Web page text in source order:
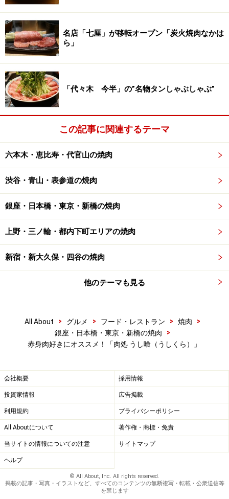
オープン間もないこともあり、肉のカットのバラエティ
は少なく感じる面もありますが、確かな肉の目利きと肉
への愛情を感じることが出来る焼肉店です。今後の更な
る進化が楽しみです。
・住所：東京都中央区入船3-1-13 CENTER VILLAGE築地
・営業時間：17:00～23:00(LO)
・定休日：日曜、第1・第3土曜日（祝日不定休）
・地図：Yahoo!地図情報
い。
※メニューや料金などのデータは、取材時または記事公開時点で
の内容です。
名店「七厘」が移転オープン「炭火焼肉なかは
ら」
「代々木 今半」の”名物タンしゃぶしゃぶ”
この記事に関連するテーマ
六本木・恵比寿・代官山の焼肉
渋谷・青山・表参道の焼肉
銀座・日本橋・東京・新橋の焼肉
上野・三ノ輪・都内下町エリアの焼肉
新宿・新大久保・四谷の焼肉
他のテーマも見る
All About > グルメ > フード・レストラン > 焼肉
>
銀座・日本橋・東京・新橋の焼肉
>
赤身肉好きにオススメ！「肉処 うし喰（うしくら）」
会社概要 採用情報
投資家情報 広告掲載
利用規約 プライバシーポリシー
All Aboutについて 著作権・商標・免責
当サイトの情報についての注意 サイトマップ
ヘルプ
© All About, Inc. All rights reserved.
掲載の記事・写真・イラストなど、すべてのコンテンツの無断複写・転載・公衆送信等
を禁じます